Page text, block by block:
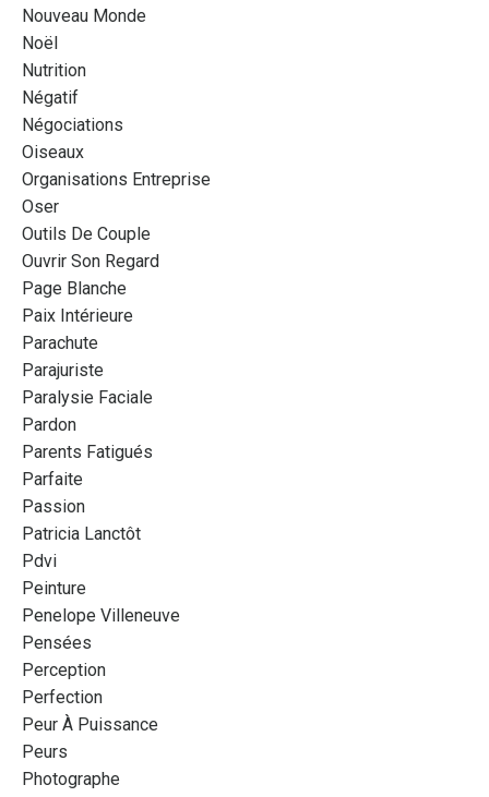
Nouveau Monde
Noël
Nutrition
Négatif
Négociations
Oiseaux
Organisations Entreprise
Oser
Outils De Couple
Ouvrir Son Regard
Page Blanche
Paix Intérieure
Parachute
Parajuriste
Paralysie Faciale
Pardon
Parents Fatigués
Parfaite
Passion
Patricia Lanctôt
Pdvi
Peinture
Penelope Villeneuve
Pensées
Perception
Perfection
Peur À Puissance
Peurs
Photographe